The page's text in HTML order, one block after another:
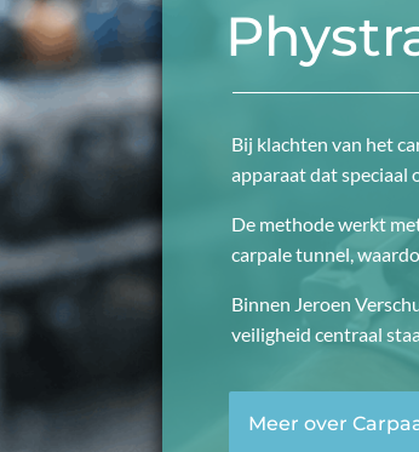
Bij klachten van het
apparaat dat speciaal
De methode werkt
carpale tunnel,
Binnen Jeroen
veiligheid centraal
Meer over